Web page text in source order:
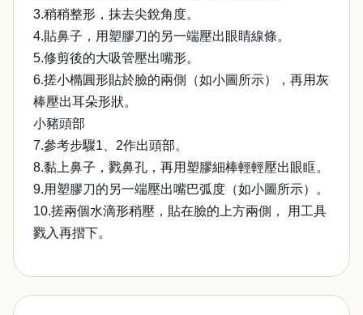
3.稍稍整形，抹去尖銳角度。
4.貼鼻子，用塑膠刀的另一端壓出眼睛線條。
5.修剪後的大吸管壓出嘴形。
6.搓小橢圓形貼於臉的兩側（如小圖所示），再用灰
棒壓出耳朵形狀。
小豬頭部
7.參考步驟1、2作出頭部。
8.黏上鼻子，戮鼻孔，再用塑膠細棒輕輕壓出眼眶。
9.用塑膠刀的另一端壓出嘴巴弧度（如小圖所示）。
10.搓兩個水滴形稍壓，貼在臉的上方兩側， 用工具
戮入再摺下。